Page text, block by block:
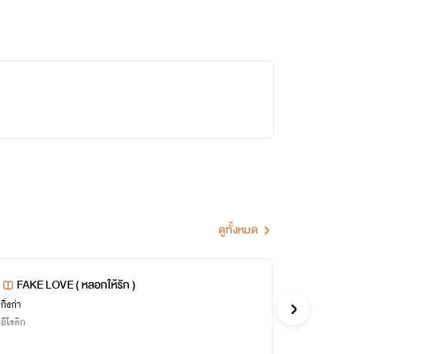
ดูทั้งหมด
FAKE LOVE ( หลอกให้รัก )
กิ่งก่า
อีโรติก